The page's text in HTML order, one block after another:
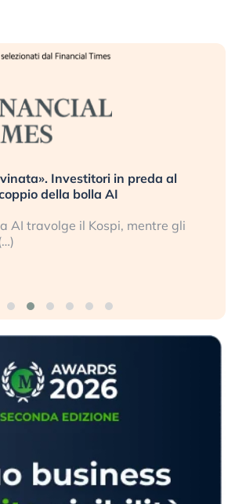
Investitori in preda al
della bolla AI
AI travolge il Kospi, mentre gli